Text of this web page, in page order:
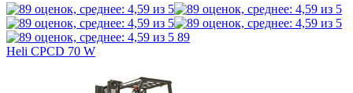
89
Heli CPCD 70 W